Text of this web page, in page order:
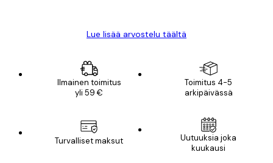
Lue lisää arvostelu täältä
Ilmainen toimitus
yli 59 €
Toimitus 4-5
arkipäivässä
Turvalliset maksut
Uutuuksia joka
kuukausi